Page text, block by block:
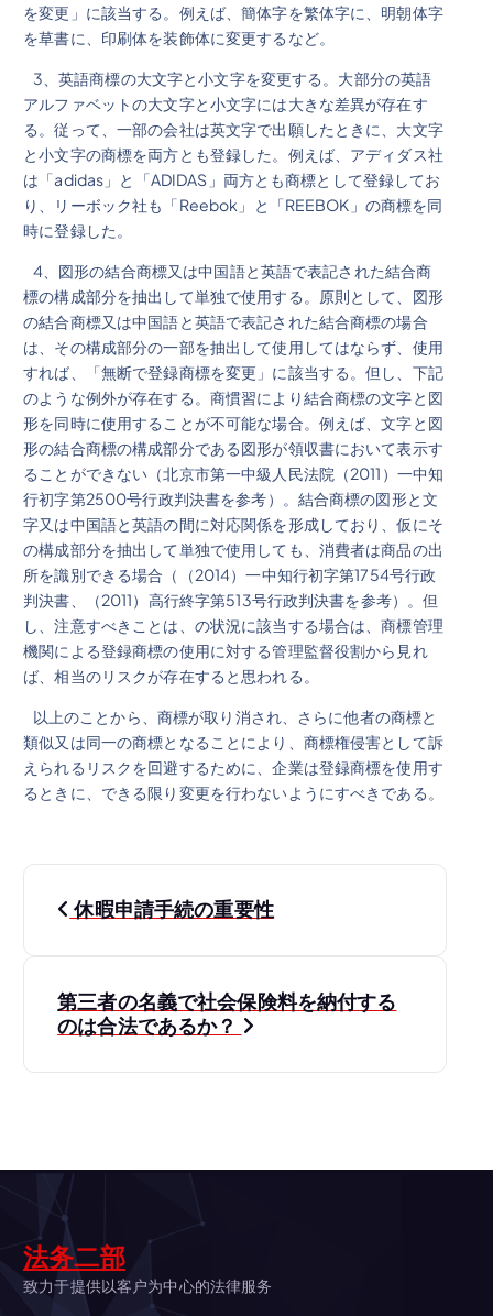
を変更」に該当する。例えば、簡体字を繁体字に、明朝体字
を草書に、印刷体を装飾体に変更するなど。
3、英語商標の大文字と小文字を変更する。大部分の英語
アルファベットの大文字と小文字には大きな差異が存在す
る。従って、一部の会社は英文字で出願したときに、大文字
と小文字の商標を両方とも登録した。例えば、アディダス社
は「adidas」と「ADIDAS」両方とも商標として登録してお
り、リーボック社も「Reebok」と「REEBOK」の商標を同
時に登録した。
4、図形の結合商標又は中国語と英語で表記された結合商
標の構成部分を抽出して単独で使用する。原則として、図形
の結合商標又は中国語と英語で表記された結合商標の場合
は、その構成部分の一部を抽出して使用してはならず、使用
すれば、「無断で登録商標を変更」に該当する。但し、下記
のような例外が存在する。商慣習により結合商標の文字と図
形を同時に使用することが不可能な場合。例えば、文字と図
形の結合商標の構成部分である図形が領収書において表示す
ることができない（北京市第一中級人民法院（2011）一中知
行初字第2500号行政判決書を参考）。結合商標の図形と文
字又は中国語と英語の間に対応関係を形成しており、仮にそ
の構成部分を抽出して単独で使用しても、消費者は商品の出
所を識別できる場合（（2014）一中知行初字第1754号行政
判決書、（2011）高行終字第513号行政判決書を参考）。但
し、注意すべきことは、の状況に該当する場合は、商標管理
機関による登録商標の使用に対する管理監督役割から見れ
ば、相当のリスクが存在すると思われる。
以上のことから、商標が取り消され、さらに他者の商標と
類似又は同一の商標となることにより、商標権侵害として訴
えられるリスクを回避するために、企業は登録商標を使用す
るときに、できる限り変更を行わないようにすべきである。
投
ナ
ビ
ー
シ
ョ
休暇申請手続の重要性
第三者の名義で社会保険料を納付する
のは合法であるか？
法务二部
致力于提供以客户为中心的法律服务